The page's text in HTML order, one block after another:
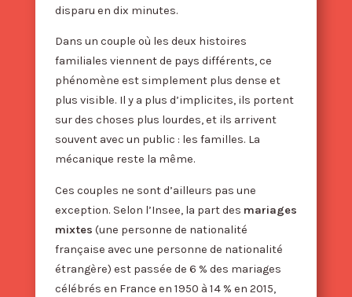
disparu en dix minutes.
Dans un couple où les deux histoires
familiales viennent de pays différents, ce
phénomène est simplement plus dense et
plus visible. Il y a plus d’implicites, ils portent
sur des choses plus lourdes, et ils arrivent
souvent avec un public : les familles. La
mécanique reste la même.
Ces couples ne sont d’ailleurs pas une
exception. Selon l’Insee, la part des mariages
mixtes (une personne de nationalité
française avec une personne de nationalité
étrangère) est passée de 6 % des mariages
célébrés en France en 1950 à 14 % en 2015,